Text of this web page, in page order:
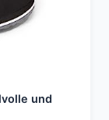
und